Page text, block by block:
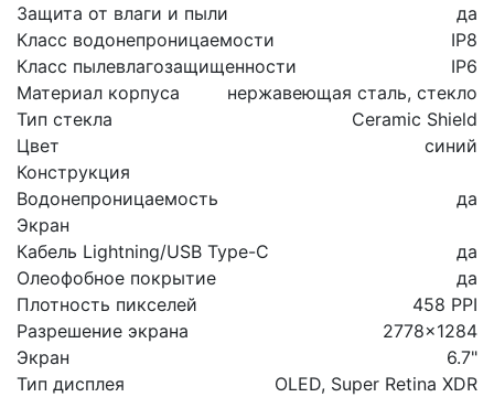
Защита от влаги и пыли
да
Класс водонепроницаемости
IP8
Класс пылевлагозащищенности
IP6
Материал корпуса
нержавеющая сталь, стекло
Тип стекла
Ceramic Shield
Цвет
синий
Конструкция
Водонепроницаемость
да
Экран
Кабель Lightning/USB Type-C
да
Олеофобное покрытие
да
Плотность пикселей
458 PPI
Разрешение экрана
2778x1284
Экран
6.7"
Тип дисплея
OLED, Super Retina XDR